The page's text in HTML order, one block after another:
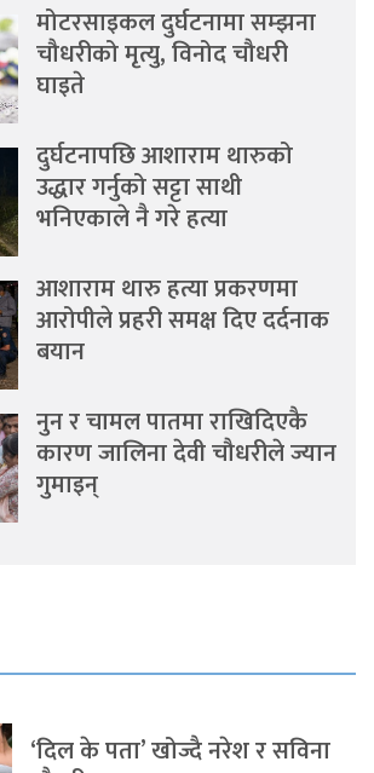
मोटरसाइकल दुर्घटनामा सम्झना
चौधरीको मृत्यु, विनोद चौधरी
घाइते
दुर्घटनापछि आशाराम थारुको
उद्धार गर्नुको सट्टा साथी
भनिएकाले नै गरे हत्या
आशाराम थारु हत्या प्रकरणमा
आरोपीले प्रहरी समक्ष दिए दर्दनाक
बयान
नुन र चामल पातमा राखिदिएकै
कारण जालिना देवी चौधरीले ज्यान
गुमाइन्
‘दिल के पता’ खोज्दै नरेश र सविना